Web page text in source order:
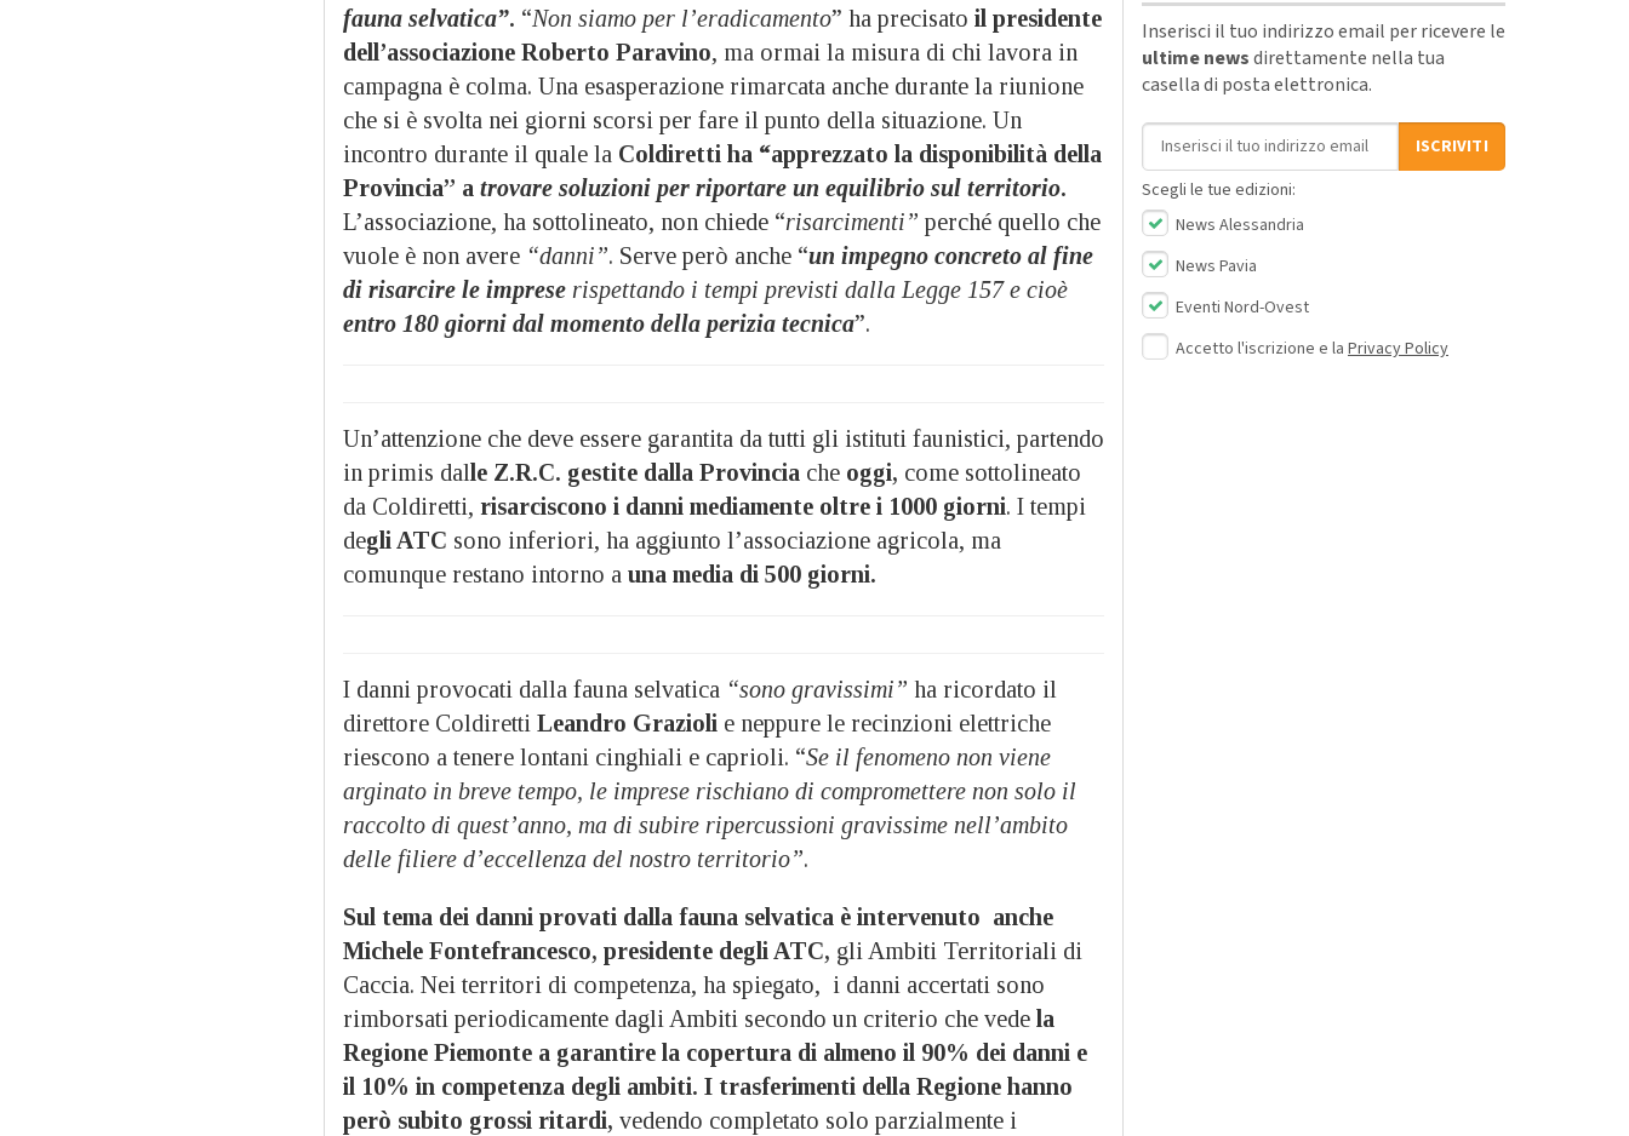
fauna selvatica”. “Non siamo per l’eradicamento” ha precisato il presidente
dell’associazione Roberto Paravino, ma ormai la misura di chi lavora in
campagna è colma. Una esasperazione rimarcata anche durante la riunione
che si è svolta nei giorni scorsi per fare il punto della situazione. Un
incontro durante il quale la Coldiretti ha “apprezzato la disponibilità della
Provincia” a trovare soluzioni per riportare un equilibrio sul territorio.
L’associazione, ha sottolineato, non chiede “risarcimenti” perché quello che
vuole è non avere “danni”. Serve però anche “un impegno concreto al fine
di risarcire le imprese rispettando i tempi previsti dalla Legge 157 e cioè
entro 180 giorni dal momento della perizia tecnica”.
Un’attenzione che deve essere garantita da tutti gli istituti faunistici, partendo
in primis dalle Z.R.C. gestite dalla Provincia che oggi, come sottolineato
da Coldiretti, risarciscono i danni mediamente oltre i 1000 giorni. I tempi
degli ATC sono inferiori, ha aggiunto l’associazione agricola, ma
comunque restano intorno a una media di 500 giorni.
I danni provocati dalla fauna selvatica “sono gravissimi” ha ricordato il
direttore Coldiretti Leandro Grazioli e neppure le recinzioni elettriche
riescono a tenere lontani cinghiali e caprioli. “Se il fenomeno non viene
arginato in breve tempo, le imprese rischiano di compromettere non solo il
raccolto di quest’anno, ma di subire ripercussioni gravissime nell’ambito
delle filiere d’eccellenza del nostro territorio”.
Sul tema dei danni provati dalla fauna selvatica è intervenuto anche
Michele Fontefrancesco, presidente degli ATC, gli Ambiti Territoriali di
Caccia. Nei territori di competenza, ha spiegato, i danni accertati sono
rimborsati periodicamente dagli Ambiti secondo un criterio che vede la
Regione Piemonte a garantire la copertura di almeno il 90% dei danni e
il 10% in competenza degli ambiti. I trasferimenti della Regione hanno
però subito grossi ritardi, vedendo completato solo parzialmente i
Inserisci il tuo indirizzo email per ricevere le
ultime newsdirettamente nella tua
casella di posta elettronica.
Indirizzo email
ISCRIVITI
Scegli le tue edizioni:
News Alessandria
News Pavia
Eventi Nord-Ovest
Accetto l'iscrizione e la Privacy Policy